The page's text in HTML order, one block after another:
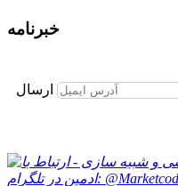
خبرنامه
ارسال